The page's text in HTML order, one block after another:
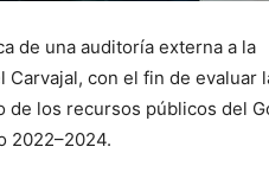
de una auditoría externa a la
con el fin de evaluar
de los recursos públicos del
2022–2024.